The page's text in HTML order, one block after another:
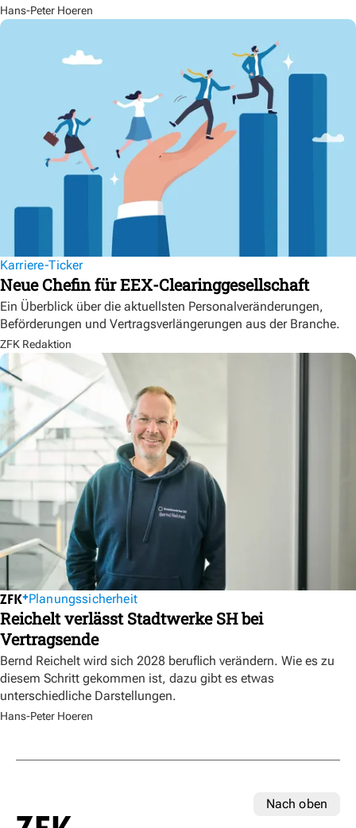
Hans-Peter Hoeren
Karriere-Ticker
Neue Chefin für EEX-Clearinggesellschaft
Ein Überblick über die aktuellsten Personalveränderungen,
Beförderungen und Vertragsverlängerungen aus der Branche.
ZFK Redaktion
Planungssicherheit
Reichelt verlässt Stadtwerke SH bei
Vertragsende
Bernd Reichelt wird sich 2028 beruflich verändern. Wie es zu
diesem Schritt gekommen ist, dazu gibt es etwas
unterschiedliche Darstellungen.
Hans-Peter Hoeren
Nach oben